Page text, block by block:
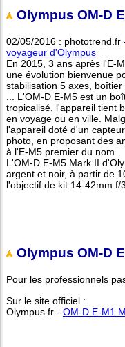
Olympus OM-D
02/05/2016 : phototrend.fr
voyageur d'Olympus
En 2015, 3 ans après l'E-
une évolution bienvenue
stabilisation 5 axes,
... L'OM-D E-M5 est un
tropicalisé, l'appareil tient
en voyage ou en ville.
l'appareil doté d'un
photo, en proposant des
à l'E-M5 premier du nom.
L'OM-D E-M5 Mark II
argent et noir, à partir de
l'objectif de kit 14-42mm f/
Olympus OM-D
Pour les professionnels
Sur le site officiel :
Olympus.fr - OM-D E-M1